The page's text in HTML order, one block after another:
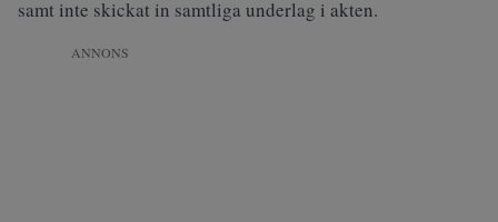
samt inte skickat in samtliga underlag i akten.
ANNONS